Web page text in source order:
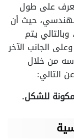
على طول
حيث أن
يتم
الجانب الآخر
من خلال
التالي:
للشكل.